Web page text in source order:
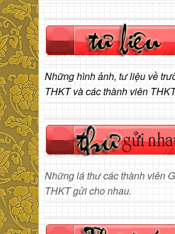
Những hình ảnh, tư liệu về
THKT và các thành viên
Những lá thư các thành viên
THKT gửi cho nhau.